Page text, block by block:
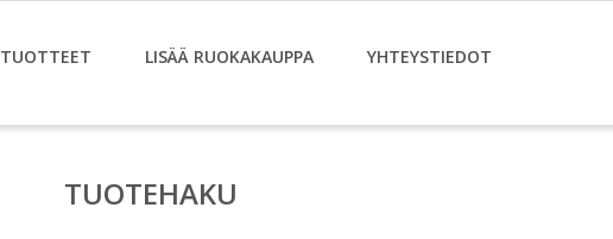
TUOTTEET LISÄÄ RUOKAKAUPPA YHTEYSTIEDOT
TUOTEHAKU